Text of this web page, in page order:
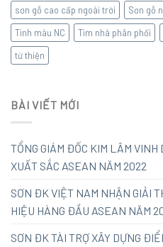
sơn gỗ cao cấp ngoài trời
Sơn gỗ
Tinh màu NC
Tìm nhà phân phối
từ thiện
BÀI VIẾT MỚI
TỔNG GIÁM ĐỐC KIM LÂM
XUẤT SẮC ASEAN NĂM 2022
SƠN ĐK VIỆT NAM NHẬN GIẢI
HIỆU HÀNG ĐẦU ASEAN NĂM
SƠN ĐK TÀI TRỢ XÂY DỰNG